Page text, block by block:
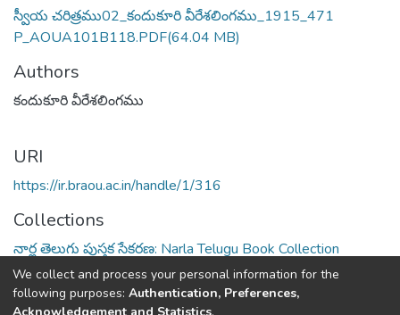
స్వీయ చరిత్రము02_కందుకూరి వీరేశలింగము_1915_471
P_AOUA101B118.PDF(64.04 MB)
Authors
కందుకూరి వీరేశలింగము
URI
https://ir.braou.ac.in/handle/1/316
Collections
నార్ల తెలుగు పుస్తక సేకరణ: Narla Telugu Book Collection
Full item page
We collect and process your personal information for the
following purposes: Authentication, Preferences,